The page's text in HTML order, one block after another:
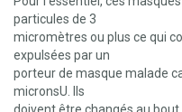
particules de 3
micromètres ou plus ce qui
expulsées par un
porteur de masque malade
micronsU. Ils
doivent être changés au